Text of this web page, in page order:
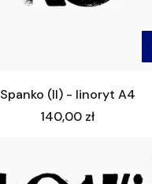
Spanko (II) - linoryt A4
Cena
140,00 zł